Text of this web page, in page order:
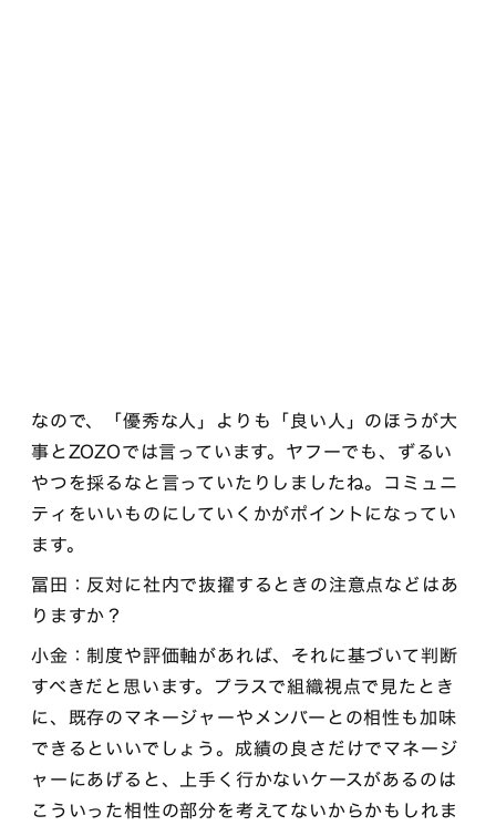
なので、「優秀な人」よりも「良い人」のほうが大
事とZOZOでは言っています。ヤフーでも、ずるい
やつを採るなと言っていたりしましたね。コミュニ
ティをいいものにしていくかがポイントになってい
ます。
冨田：反対に社内で抜擢するときの注意点などはあ
りますか？
小金：制度や評価軸があれば、それに基づいて判断
すべきだと思います。プラスで組織視点で見たとき
に、既存のマネージャーやメンバーとの相性も加味
できるといいでしょう。成績の良さだけでマネージ
ャーにあげると、上手く行かないケースがあるのは
こういった相性の部分を考えてないからかもしれま